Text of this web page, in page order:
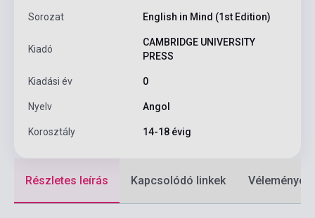
Sorozat English in Mind (1st Edition)
Kiadó
CAMBRIDGE UNIVERSITY
PRESS
Kiadási év 0
Nyelv Angol
Korosztály 14-18 évig
Részletes leírás Kapcsolódó linkek Vélemények